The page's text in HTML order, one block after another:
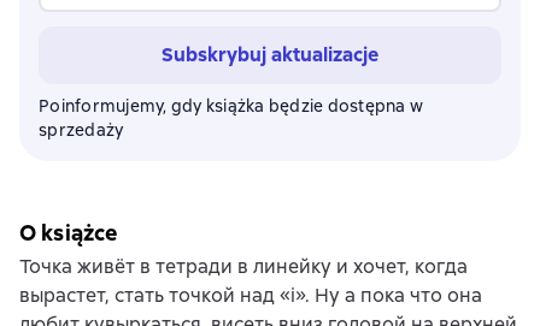
Subskrybuj aktualizacje
Poinformujemy, gdy książka będzie dostępna w
sprzedaży
O książce
Точка живёт в тетради в линейку и хочет, когда
вырастет, стать точкой над «i». Ну а пока что она